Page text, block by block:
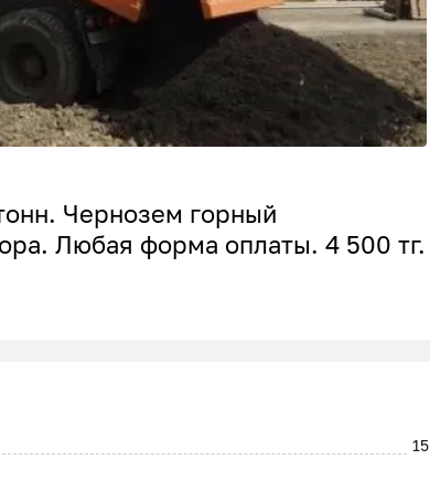
Чернозем горный
Любая форма оплаты. 4 500 тг.
15